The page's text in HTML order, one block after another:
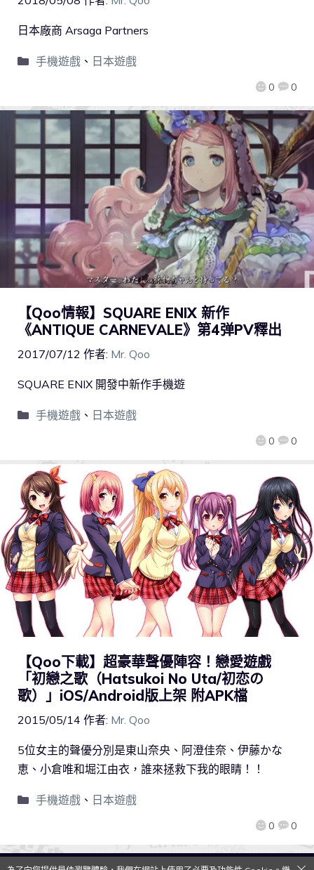
0 0
日本廠商 Arsaga Partners
手機遊戲、 日本遊戲
【Qoo情報】SQUARE ENIX 新作
《ANTIQUE CARNEVALE》第4弹PV釋出
2017/07/12 作者: Mr. Qoo
0 0
SQUARE ENIX 開發中新作手機遊
手機遊戲、 日本遊戲
【Qoo下載】超豪華聲優陣容！戀愛遊戲
「初戀之歌（Hatsukoi No Uta/初恋の
歌）」iOS/Android版上架 附APK檔
2015/05/14 作者: Mr. Qoo
0 0
5位女主的聲優分別是東山奈央、阿澄佳奈、伊藤かな
恵、小倉唯和堀江由衣，誰來拯救下我的眼睛！！
手機遊戲、 日本遊戲